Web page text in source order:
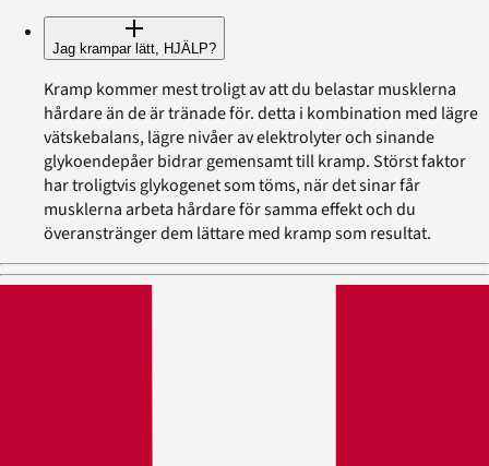
Jag krampar lätt, HJÄLP?
Kramp kommer mest troligt av att du belastar musklerna
hårdare än de är tränade för. detta i kombination med lägre
vätskebalans, lägre nivåer av elektrolyter och sinande
glykoendepåer bidrar gemensamt till kramp. Störst faktor
har troligtvis glykogenet som töms, när det sinar får
musklerna arbeta hårdare för samma effekt och du
överanstränger dem lättare med kramp som resultat.